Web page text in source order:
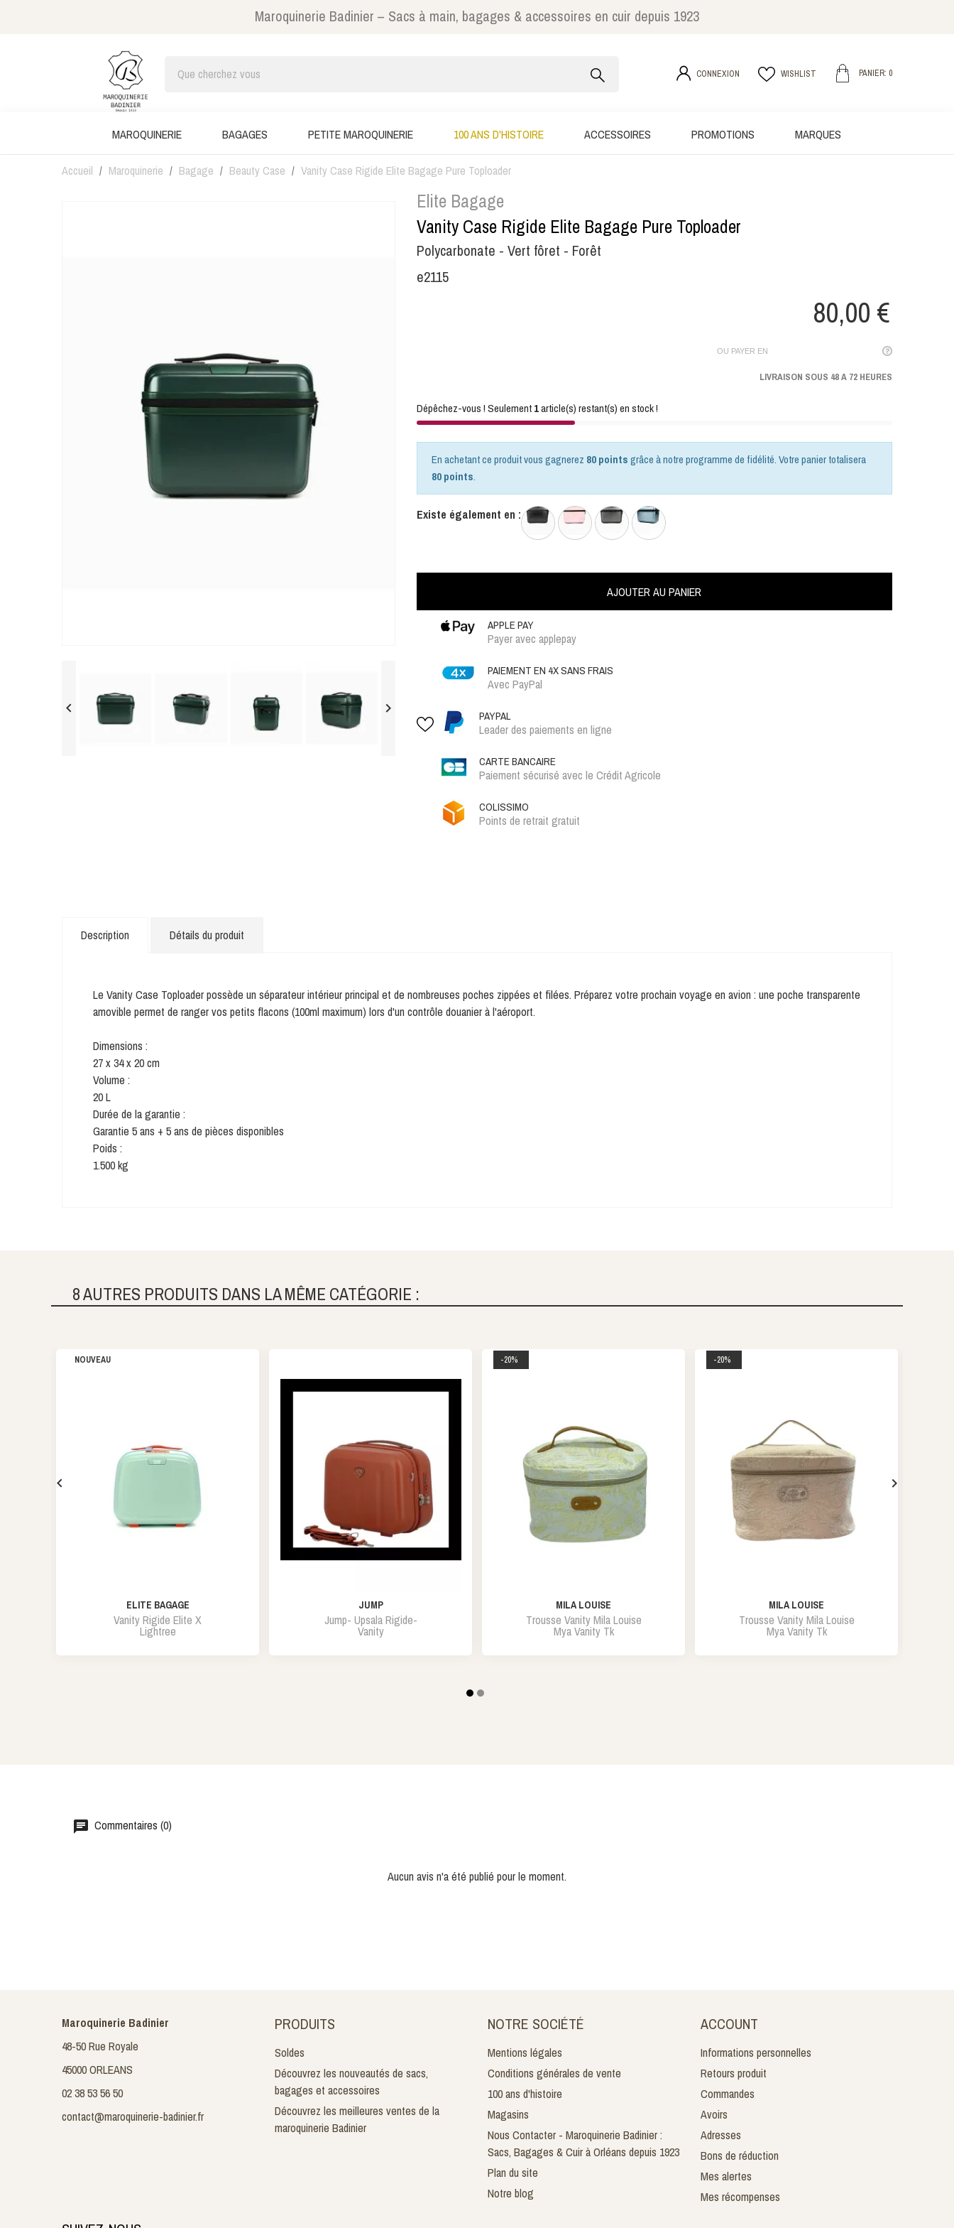
Maroquinerie Badinier – Sacs à main, bagages & accessoires en cuir depuis 1923
CONNEXION WISHLIST PANIER: 0
MAROQUINERIE BAGAGES PETITE MAROQUINERIE 100 ANS D'HISTOIRE ACCESSOIRES PROMOTIONS MARQUES
Accueil Maroquinerie Bagage Beauty Case Vanity Case Rigide Elite Bagage Pure Toploader
 
Elite Bagage
Vanity Case Rigide Elite Bagage Pure Toploader
Polycarbonate - Vert fôret - Forêt
e2115
80,00 €
OU PAYER EN
LIVRAISON SOUS 48 A 72 HEURES
Dépêchez-vous ! Seulement1article(s) restant(s) en stock !
En achetant ce produit vous gagnerez 80 pointsgrâce à notre programme de fidélité. Votre panier totalisera
80 points.
Existe également en :
AJOUTER AU PANIER
APPLE PAY
Payer avec applepay
PAIEMENT EN 4X SANS FRAIS
Avec PayPal
PAYPAL
Leader des paiements en ligne
CARTE BANCAIRE
Paiement sécurisé avec le Crédit Agricole
COLISSIMO
Points de retrait gratuit
Description Détails du produit
Le Vanity Case Toploader possède un séparateur intérieur principal et de nombreuses poches zippées et filées. Préparez votre prochain voyage en avion : une poche transparente
amovible permet de ranger vos petits flacons (100ml maximum) lors d'un contrôle douanier à l'aéroport.
Dimensions :
27 x 34 x 20 cm
Volume :
20 L
Durée de la garantie :
Garantie 5 ans + 5 ans de pièces disponibles
Poids :
1.500 kg
8 AUTRES PRODUITS DANS LA MÊME CATÉGORIE :
ELITE BAGAGE
Vanity Rigide Elite X
Lightree
NOUVEAU
JUMP
Jump- Upsala Rigide-
Vanity
MILA LOUISE
Trousse Vanity Mila Louise
Mya Vanity Tk
-20%
MILA LOUISE
Trousse Vanity Mila Louise
Mya Vanity Tk
-20%
 
Commentaires (0)
Aucun avis n'a été publié pour le moment.
Maroquinerie Badinier
48-50 Rue Royale
45000 ORLEANS
02 38 53 56 50
contact@maroquinerie-badinier.fr
PRODUITS
Soldes
Découvrez les nouveautés de sacs,
bagages et accessoires
Découvrez les meilleures ventes de la
maroquinerie Badinier
NOTRE SOCIÉTÉ
Mentions légales
Conditions générales de vente
100 ans d'histoire
Magasins
Nous Contacter - Maroquinerie Badinier :
Sacs, Bagages & Cuir à Orléans depuis 1923
Plan du site
Notre blog
ACCOUNT
Informations personnelles
Retours produit
Commandes
Avoirs
Adresses
Bons de réduction
Mes alertes
Mes récompenses